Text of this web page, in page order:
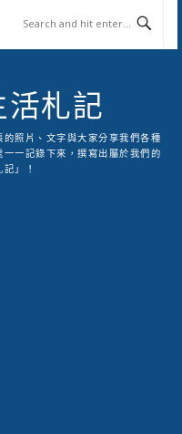
活札記
照片、文字與大家分享我們各種
一記錄下來，撰寫出屬於我們的
記」！